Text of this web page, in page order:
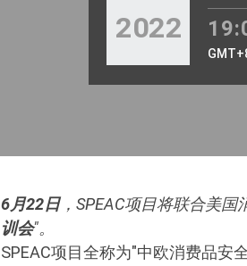
2022
6月22日，SPEAC项目将联合美
训会"。
SPEAC项目全称为"中欧消费品安